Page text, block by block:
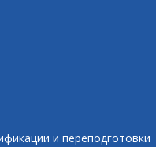
и переподготовки